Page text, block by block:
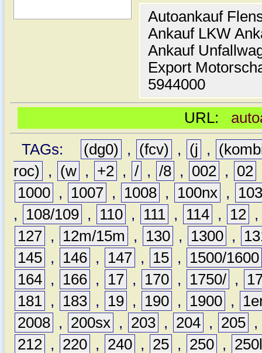
Autoankauf
Ankauf LKW
Ankauf
Export
5944000
URL:
TAGs:
(dg0) , (fcv) , (j ,
roc)
, (w , +2 , / , /8 , 002 , 02
1000 , 1007 , 1008 , 100nx ,
,
108/109 , 110 , 111 , 114 , 12
127 , 12m/15m , 130 , 1300 ,
145 , 146 , 147 , 15 ,
1500/1600
164 , 166 , 17 , 170 , 1750/ ,
181 , 183 , 19 , 190 , 1900 ,
2008 , 200sx , 203 , 204 , 205 ,
212 , 220 , 240 , 25 , 250 ,